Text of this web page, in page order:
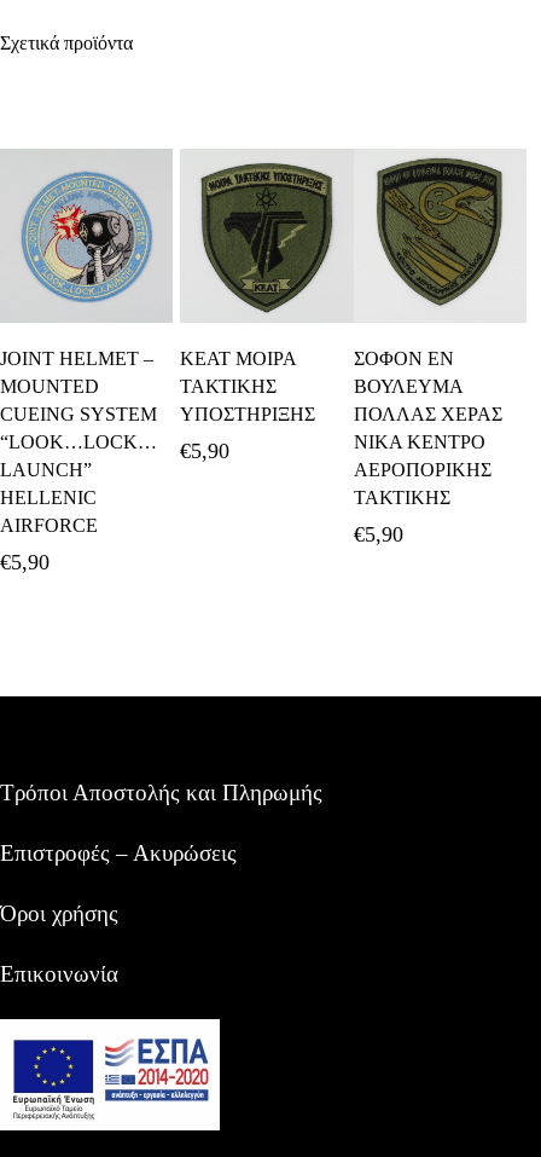
Σχετικά προϊόντα
Καλάθι
JOINT HELMET –
MOUNTED
CUEING SYSTEM
“LOOK…LOCK…
LAUNCH”
HELLENIC
AIRFORCE
€5,90
Καλάθι
ΚΕΑΤ ΜΟΙΡΑ
ΤΑΚΤΙΚΗΣ
ΥΠΟΣΤΗΡΙΞΗΣ
€5,90
Καλάθι
ΣΟΦΟΝ ΕΝ
ΒΟΥΛΕΥΜΑ
ΠΟΛΛΑΣ ΧΕΡΑΣ
ΝΙΚΑ ΚΕΝΤΡΟ
ΑΕΡΟΠΟΡΙΚΗΣ
ΤΑΚΤΙΚΗΣ
€5,90
Τρόποι Αποστολής και Πληρωμής
Επιστροφές – Ακυρώσεις
Όροι χρήσης
Επικοινωνία